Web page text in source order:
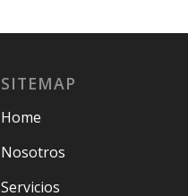
SITEMAP
Home
Nosotros
Servicios